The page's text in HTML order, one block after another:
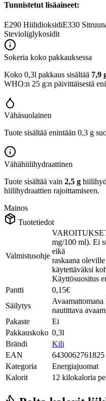
Tunnistetut lisäaineet:
E290 HiilidioksidiE330
Stevioliglykosidit
Sokeria koko pakkauksessa
Koko 0,3l pakkaus sisältää 7,9
WHO:n 25 g:n päivittäisestä
Vähäsuolainen
Tuote sisältää enintään 0,3 g
Vähähiilihydraattinen
Tuote sisältää vain 2,5 g
hiilihydraattien rajoittamiseen.
Mainos
Tuotetiedot
Valmistusohje
mg/100 ml). Ei
eikä
raskaana
käytettäväksi
Käyttösuositus
Pantti
0,15€
Säilytys
nautittava
Pakaste
Ei
Pakkauskoko 0,3l
Brändi
Kili
EAN
6430062761825
Kategoria
Energiajuomat
Kalorit
12 kilokaloria